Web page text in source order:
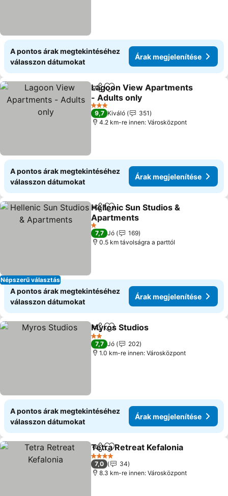
A pontos árak megtekintéséhez
válasszon dátumokat
Árak megjelenítése
Megosztás
Hozzáadás a kedvencekhez
Lagoon View Apartments
- Adults only
Árak megjelenítése
3 Kategória
9,7 Kiváló
351
4.2 km-re innen: Városközpont
A pontos árak megtekintéséhez
válasszon dátumokat
Árak megjelenítése
Népszerű választás
Megosztás
Hozzáadás a kedvencekhez
Hellenic Sun Studios &
Apartments
Árak megjelenítése
1 Kategória
7,7 Jó
169
0.5 km távolságra a parttól
A pontos árak megtekintéséhez
válasszon dátumokat
Árak megjelenítése
Megosztás
Hozzáadás a kedvencekhez
Myros Studios
2 Kategória
7,7 Jó
202
1.0 km-re innen: Városközpont
A pontos árak megtekintéséhez
válasszon dátumokat
Árak megjelenítése
Megosztás
Hozzáadás a kedvencekhez
Tetra Retreat Kefalonia
4 Kategória
7,0
34
8.3 km-re innen: Városközpont